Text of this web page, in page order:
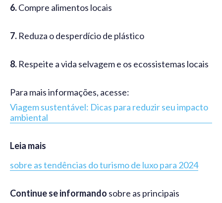
6.Compre alimentos locais
7. Reduza o desperdício de plástico
8. Respeite a vida selvagem e os ecossistemas locais
Para mais informações, acesse:
Viagem sustentável: Dicas para reduzir seu impacto
ambiental
Leia mais
sobre as tendências do turismo de luxo para 2024
Continue se informando sobre as principais